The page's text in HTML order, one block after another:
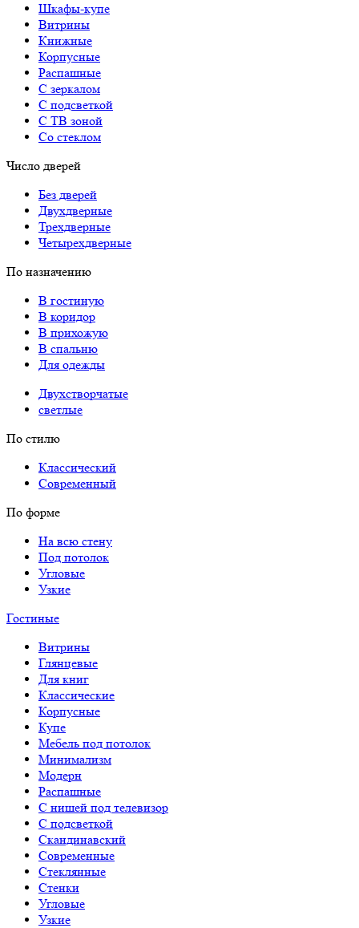
Шкафы-купе
Витрины
Книжные
Корпусные
Распашные
С зеркалом
С подсветкой
С ТВ зоной
Со стеклом
Число дверей
Без дверей
Двухдверные
Трехдверные
Четырехдверные
По назначению
В гостиную
В коридор
В прихожую
В спальню
Для одежды
Двухстворчатые
светлые
По стилю
Классический
Современный
По форме
На всю стену
Под потолок
Угловые
Узкие
Гостиные
Витрины
Глянцевые
Для книг
Классические
Корпусные
Купе
Мебель под потолок
Минимализм
Модерн
Распашные
С нишей под телевизор
С подсветкой
Скандинавский
Современные
Стеклянные
Стенки
Угловые
Узкие